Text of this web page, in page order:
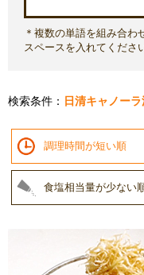
＊複数の単語を組み合わ
スペースを入れてくださ
検索条件： 日清キャノー
調理時間が短い順
食塩相当量が少ない